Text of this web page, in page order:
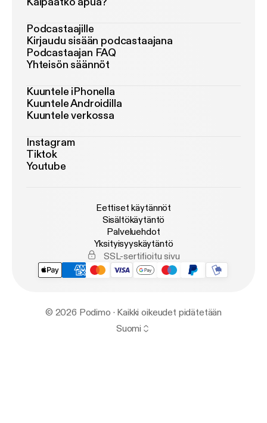
Podcastaajille
Kirjaudu sisään podcastaajana
Podcastaajan FAQ
Yhteisön säännöt
Kuuntele iPhonella
Kuuntele Androidilla
Kuuntele verkossa
Instagram
Tiktok
Youtube
Eettiset käytännöt
Sisältökäytäntö
Palveluehdot
Yksityisyyskäytäntö
SSL-sertifioitu sivu
© 2026 Podimo · Kaikki oikeudet pidätetään
Suomi